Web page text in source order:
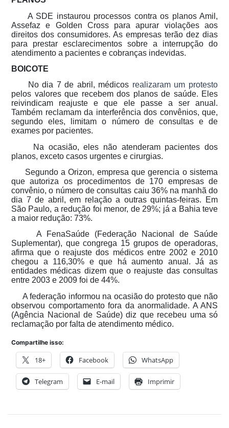
A SDE instaurou processos contra os planos Amil,
Assefaz e Golden Cross para apurar violações aos
direitos dos consumidores. As empresas terão dez dias
para prestar esclarecimentos sobre a interrupção do
atendimento a pacientes e cobranças indevidas.
BOICOTE
No dia 7 de abril, médicos realizaram um protesto
pelos valores que recebem dos planos de saúde. Eles
reivindicam reajuste e que ele passe a ser anual.
Também reclamam da interferência dos convênios, que,
segundo eles, limitam o número de consultas e de
exames por pacientes.
Na ocasião, eles não atenderam pacientes dos
planos, exceto casos urgentes e cirurgias.
Segundo a Orizon, empresa que gerencia o sistema
que autoriza os procedimentos de 170 empresas de
convênio, o número de consultas caiu 36% na manhã do
dia 7 de abril, em relação a outras quintas-feiras. Em
São Paulo, a redução foi menor, de 29%; já a Bahia teve
a maior redução: 73%.
A FenaSaúde (Federação Nacional de Saúde
Suplementar), que congrega 15 grupos de operadoras,
afirma que o reajuste dos médicos entre 2002 e 2010
chegou a 116,30% e que há aumento anual. Já as
entidades médicas dizem que o reajuste das consultas
entre 2003 e 2009 foi de 44%.
A federação informou na ocasião do protesto que não
observou comportamento fora da anormalidade. A ANS
(Agência Nacional de Saúde) diz que recebeu uma só
reclamação por falta de atendimento médico.
Compartilhe isso:
18+ Facebook WhatsApp
Telegram E-mail Imprimir